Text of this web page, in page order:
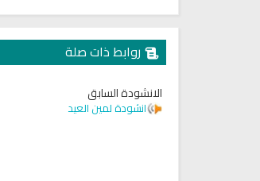
روابط ذات صلة
الانشودة السابق
انشودة لمين العيد